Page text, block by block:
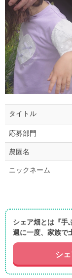
タイトル
応募部門
農園名
ニックネーム
シェア畑とは『手
週に一度、家族で
シ